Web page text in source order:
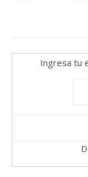
Ingresa tu